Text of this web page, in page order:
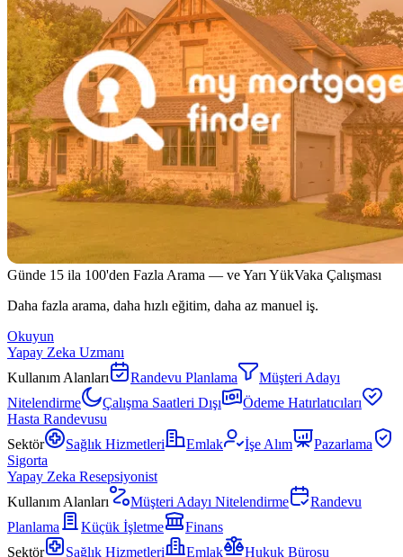
Günde 15 ila 100'den Fazla Arama — ve Yarı YükVaka Çalışması
Daha fazla arama, daha hızlı eğitim, daha az manuel iş.
Okuyun
Yapay Zeka Uzmanı
Kullanım Alanları
Randevu Planlama
Müşteri Adayı
Nitelendirme
Çalışma Saatleri Dışı
Ödeme Hatırlatıcıları
Hasta Randevusu
Sektör
Sağlık Hizmetleri Emlak İşe Alım
Pazarlama
Sigorta
Yapay Zeka Resepsiyonist
Kullanım Alanları
Müşteri Adayı Nitelendirme
Randevu
Planlama
Küçük İşletme
Finans
Sektör
Sağlık Hizmetleri Emlak Hukuk Bürosu